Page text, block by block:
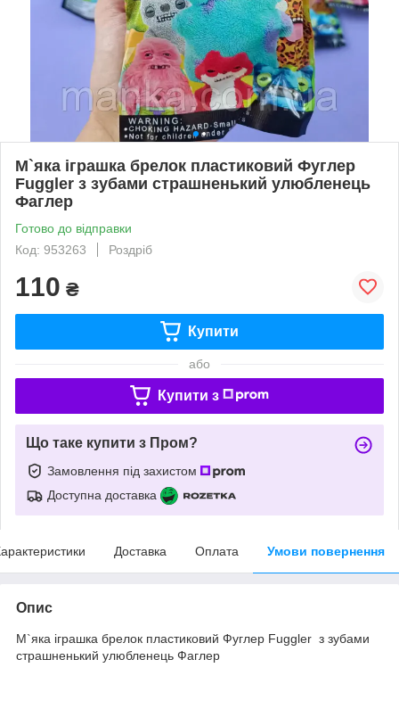
М`яка іграшка брелок пластиковий Фуглер
Fuggler з зубами страшненький улюбленець
Фаглер
Готово до відправки
Код: 953263
Роздріб
110 ₴
Купити
або
Купити з
Що таке купити з Пром?
Замовлення під захистом
Доступна доставка
Доставка Оплата Умови повернення
Опис
М`яка іграшка брелок пластиковий Фуглер Fuggler з зубами
страшненький улюбленець Фаглер